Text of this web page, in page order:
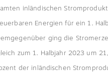
inländischen
Energien für ein 1.
ging die
zum 1. Halbjahr 2023 um
der inländischen